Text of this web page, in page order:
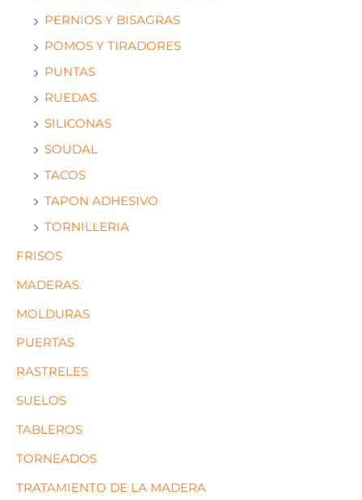
PERNIOS Y BISAGRAS
POMOS Y TIRADORES
PUNTAS
RUEDAS.
SILICONAS
SOUDAL
TACOS
TAPON ADHESIVO
TORNILLERIA
FRISOS
MADERAS.
MOLDURAS
PUERTAS
RASTRELES
SUELOS
TABLEROS
TORNEADOS
TRATAMIENTO DE LA MADERA